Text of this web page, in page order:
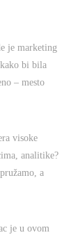
je marketing
bi bila
– mesto
visoke
analitike?
a
je u ovom